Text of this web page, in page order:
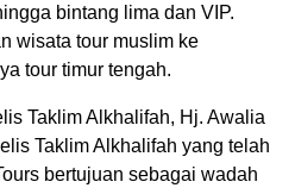
bintang lima dan VIP.
wisata tour muslim ke
tour timur tengah.
Taklim Alkhalifah, Hj. Awalia
Taklim Alkhalifah yang telah
bertujuan sebagai wadah